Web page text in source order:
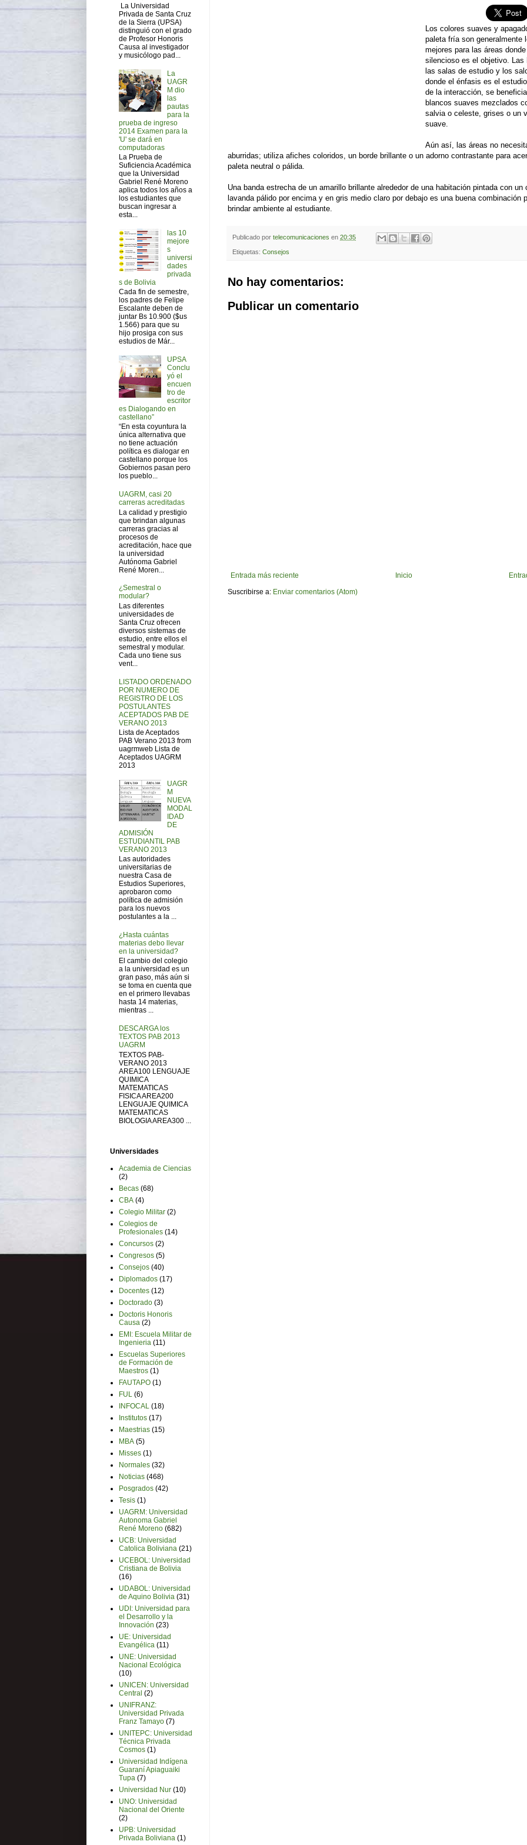
Los colores suaves y
paleta fría son generalmente
mejores para las áreas
silencioso es el objetivo. Las
las salas de estudio y los
donde el énfasis es el
de la interacción, se
blancos suaves mezclados
salvia o celeste, grises o un
suave.
Aún así, las áreas no
aburridas; utiliza afiches coloridos, un borde brillante o un adorno contrastante para
paleta neutral o pálida.
Una banda estrecha de un amarillo brillante alrededor de una habitación pintada con un
lavanda pálido por encima y en gris medio claro por debajo es una buena combinación
brindar ambiente al estudiante.
Publicado por telecomunicaciones en 20:35
Etiquetas: Consejos
No hay comentarios:
Publicar un comentario
Entrada más reciente
Inicio
Suscribirse a: Enviar comentarios (Atom)
La Universidad
Privada de Santa Cruz
de la Sierra (UPSA)
distinguió con el grado
de Profesor Honoris
Causa al investigador
y musicólogo pad...
La
UAGR
M dio
las
pautas
para la
prueba de ingreso
2014 Examen para la
'U' se dará en
computadoras
La Prueba de
Suficiencia Académica
que la Universidad
Gabriel René Moreno
aplica todos los años a
los estudiantes que
buscan ingresar a
esta...
las 10
mejore
s
universi
dades
privada
s de Bolivia
Cada fin de semestre,
los padres de Felipe
Escalante deben de
juntar Bs 10.900 ($us
1.566) para que su
hijo prosiga con sus
estudios de Már...
UPSA
Conclu
yó el
encuen
tro de
escritor
es Dialogando en
castellano”
“En esta coyuntura la
única alternativa que
no tiene actuación
política es dialogar en
castellano porque los
Gobiernos pasan pero
los pueblo...
UAGRM, casi 20
carreras acreditadas
La calidad y prestigio
que brindan algunas
carreras gracias al
procesos de
acreditación, hace que
la universidad
Autónoma Gabriel
René Moren...
¿Semestral o
modular?
Las diferentes
universidades de
Santa Cruz ofrecen
diversos sistemas de
estudio, entre ellos el
semestral y modular.
Cada uno tiene sus
vent...
LISTADO ORDENADO
POR NUMERO DE
REGISTRO DE LOS
POSTULANTES
ACEPTADOS PAB DE
VERANO 2013
Lista de Aceptados
PAB Verano 2013 from
uagrmweb Lista de
Aceptados UAGRM
2013
UAGR
M
NUEVA
MODAL
IDAD
DE
ADMISIÓN
ESTUDIANTIL PAB
VERANO 2013
Las autoridades
universitarias de
nuestra Casa de
Estudios Superiores,
aprobaron como
política de admisión
para los nuevos
postulantes a la ...
¿Hasta cuántas
materias debo llevar
en la universidad?
El cambio del colegio
a la universidad es un
gran paso, más aún si
se toma en cuenta que
en el primero llevabas
hasta 14 materias,
mientras ...
DESCARGA los
TEXTOS PAB 2013
UAGRM
TEXTOS PAB-
VERANO 2013
AREA100 LENGUAJE
QUIMICA
MATEMATICAS
FISICA AREA200
LENGUAJE QUIMICA
MATEMATICAS
BIOLOGIA AREA300 ...
Universidades
Academia de Ciencias
(2)
Becas (68)
CBA (4)
Colegio Militar (2)
Colegios de
Profesionales (14)
Concursos (2)
Congresos (5)
Consejos (40)
Diplomados (17)
Docentes (12)
Doctorado (3)
Doctoris Honoris
Causa (2)
EMI: Escuela Militar de
Ingenieria (11)
Escuelas Superiores
de Formación de
Maestros (1)
FAUTAPO (1)
FUL (6)
INFOCAL (18)
Institutos (17)
Maestrias (15)
MBA (5)
Misses (1)
Normales (32)
Noticias (468)
Posgrados (42)
Tesis (1)
UAGRM: Universidad
Autonoma Gabriel
René Moreno (682)
UCB: Universidad
Catolica Boliviana (21)
UCEBOL: Universidad
Cristiana de Bolivia
(16)
UDABOL: Universidad
de Aquino Bolivia (31)
UDI: Universidad para
el Desarrollo y la
Innovación (23)
UE: Universidad
Evangélica (11)
UNE: Universidad
Nacional Ecológica
(10)
UNICEN: Universidad
Central (2)
UNIFRANZ:
Universidad Privada
Franz Tamayo (7)
UNITEPC: Universidad
Técnica Privada
Cosmos (1)
Universidad Indígena
Guaraní Apiaguaiki
Tupa (7)
Universidad Nur (10)
UNO: Universidad
Nacional del Oriente
(2)
UPB: Universidad
Privada Boliviana (1)